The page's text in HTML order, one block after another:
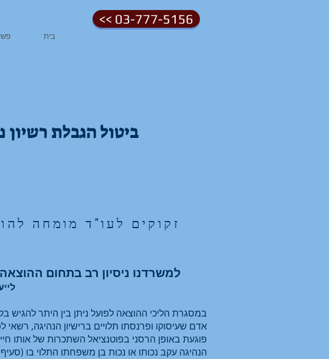
בית
<< 03-777-5156
ביטול הגבלת רשיון
זקוקים לעו"ד מומחה
למשרדנו ניסיון רב בתחום
במסגרת הליכי ההוצאה לפועל ניתן בין היתר
אדם שעיסוקו ופרנסתו תלויים ברישיון הנהיגה,
פוגעת באופן הרסני בפוטנציאל השתכרות של אותו
הנהיגה עקב נכותו או נכות בן משפחתו התלוי בו (סעיף 66 א (6) לחוק ההוצאה לפועל).